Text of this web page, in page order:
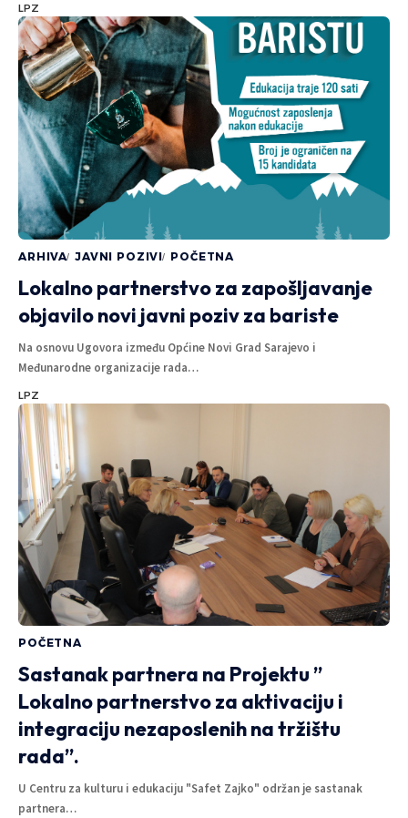
LPZ
ARHIVA JAVNI POZIVI POČETNA
Lokalno partnerstvo za zapošljavanje
objavilo novi javni poziv za bariste
Na osnovu Ugovora između Općine Novi Grad Sarajevo i
Međunarodne organizacije rada…
LPZ
POČETNA
Sastanak partnera na Projektu ”
Lokalno partnerstvo za aktivaciju i
integraciju nezaposlenih na tržištu
rada”.
U Centru za kulturu i edukaciju "Safet Zajko" održan je sastanak
partnera…